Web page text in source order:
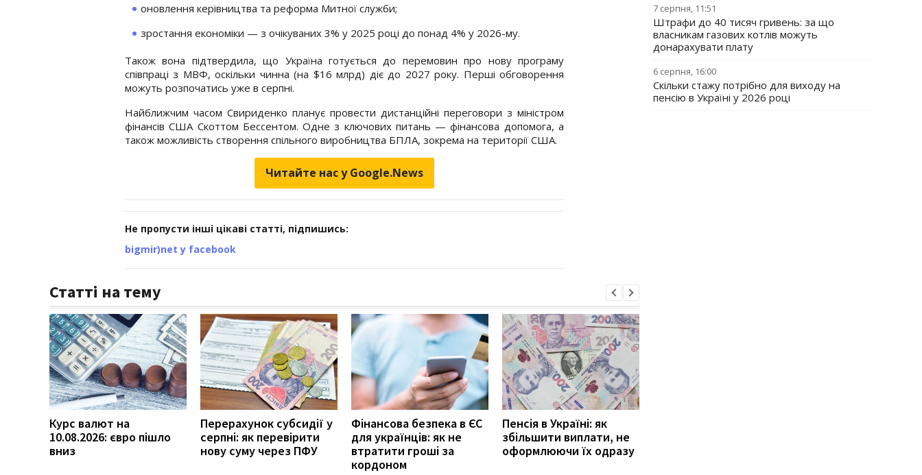
оновлення керівництва та реформа Митної служби;
зростання економіки — з очікуваних 3% у 2025 році до понад 4% у 2026-му.
Також вона підтвердила, що Україна готується до перемовин про нову програму
співпраці з МВФ, оскільки чинна (на $16 млрд) діє до 2027 року. Перші обговорення
можуть розпочатись уже в серпні.
Найближчим часом Свириденко планує провести дистанційні переговори з міністром
фінансів США Скоттом Бессентом. Одне з ключових питань — фінансова допомога, а
також можливість створення спільного виробництва БПЛА, зокрема на території США.
Читайте нас у Google.News
Не пропусти інші цікаві статті, підпишись:
bigmir)net у facebook
Статті на тему
Курс валют на
10.08.2026: євро пішло
вниз
Перерахунок субсидії у
серпні: як перевірити
нову суму через ПФУ
Фінансова безпека в ЄС
для українців: як не
втратити гроші за
кордоном
Пенсія в Україні: як
збільшити виплати, не
оформлюючи їх одразу
7 серпня, 11:51
Штрафи до 40 тисяч гривень: за що
власникам газових котлів можуть
донарахувати плату
6 серпня, 16:00
Скільки стажу потрібно для виходу на
пенсію в Україні у 2026 році